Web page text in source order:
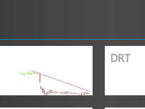
DRT